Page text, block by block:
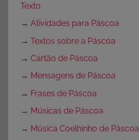
Texto
→ Atividades para Páscoa
→ Textos sobre a Páscoa
→ Cartão de Páscoa
→ Mensagens de Páscoa
→ Frases de Páscoa
→ Músicas de Páscoa
→ Música Coelhinho de Páscoa